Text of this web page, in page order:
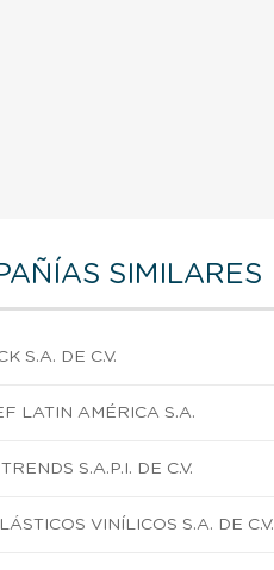
SIMILARES
S.A. DE C.V.
LATIN AMÉRICA S.A.
S.A.P.I. DE C.V.
VINÍLICOS S.A. DE C.V.